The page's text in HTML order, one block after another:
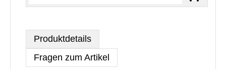
Produktdetails
Fragen zum Artikel